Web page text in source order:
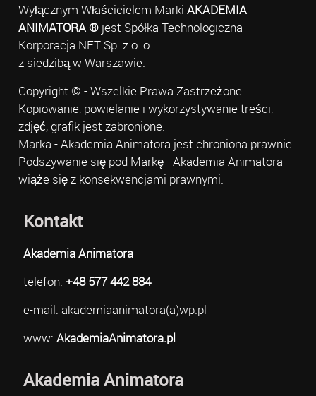
Wyłącznym Właścicielem Marki AKADEMIA
ANIMATORA ®jest Spółka Technologiczna
Korporacja.NET Sp. z o. o.
z siedzibą w Warszawie.
Copyright © - Wszelkie Prawa Zastrzeżone.
Kopiowanie, powielanie i wykorzystywanie treści,
zdjęć, grafik jest zabronione.
Marka - Akademia Animatora jest chroniona prawnie.
Podszywanie się pod Markę - Akademia Animatora
wiąże się z konsekwencjami prawnymi.
Kontakt
Akademia Animatora
telefon: +48 577 442 884
e-mail: akademiaanimatora(a)wp.pl
www: AkademiaAnimatora.pl
Akademia Animatora